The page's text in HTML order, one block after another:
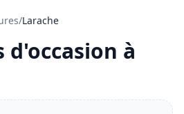
/Larache
d'occasion à